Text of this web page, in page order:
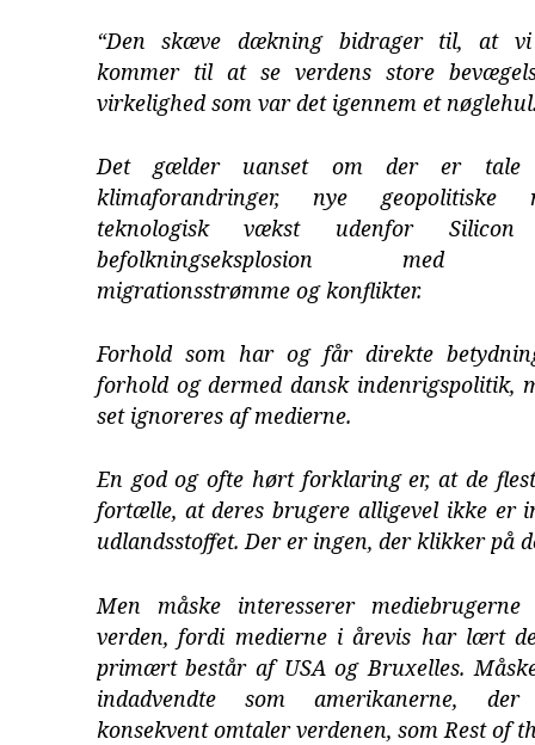
“Den skæve dækning bidrager til, at
kommer til at se verdens store
virkelighed som var det igennem et
Det gælder uanset om der er tale
klimaforandringer, nye geopolitiske
teknologisk vækst udenfor
befolkningseksplosion med
migrationsstrømme og konflikter.
Forhold som har og får direkte
forhold og dermed dansk indenrigspolitik,
set ignoreres af medierne.
En god og ofte hørt forklaring er, at de
fortælle, at deres brugere alligevel ikke er
udlandsstoffet. Der er ingen, der klikker på
Men måske interesserer
verden, fordi medierne i årevis har lært
primært består af USA og Bruxelles.
indadvendte som amerikanerne, der
konsekvent omtaler verdenen, som Rest of